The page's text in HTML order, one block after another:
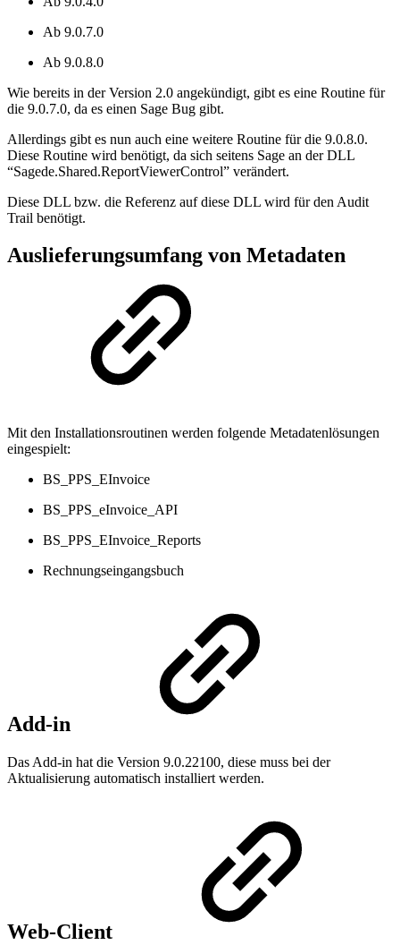
Ab 9.0.7.0
Ab 9.0.8.0
Wie bereits in der Version 2.0 angekündigt, gibt es eine Routine für
die 9.0.7.0, da es einen Sage Bug gibt.
Allerdings gibt es nun auch eine weitere Routine für die 9.0.8.0.
Diese Routine wird benötigt, da sich seitens Sage an der DLL
“Sagede.Shared.ReportViewerControl” verändert.
Diese DLL bzw. die Referenz auf diese DLL wird für den Audit
Trail benötigt.
Auslieferungsumfang von Metadaten
Mit den Installationsroutinen werden folgende Metadatenlösungen
eingespielt:
BS_PPS_EInvoice
BS_PPS_eInvoice_API
BS_PPS_EInvoice_Reports
Rechnungseingangsbuch
Add-in
Das Add-in hat die Version 9.0.22100, diese muss bei der
Aktualisierung automatisch installiert werden.
Web-Client